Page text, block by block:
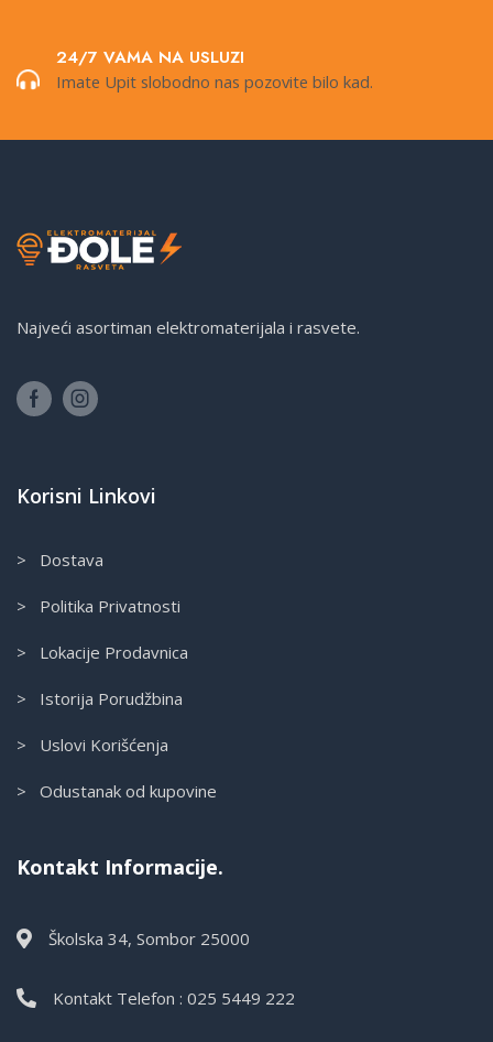
24/7 VAMA NA USLUZI
Imate Upit slobodno nas pozovite bilo kad.
Najveći asortiman elektromaterijala i rasvete.
Korisni Linkovi
> Dostava
> Politika Privatnosti
> Lokacije Prodavnica
> Istorija Porudžbina
> Uslovi Korišćenja
> Odustanak od kupovine
Kontakt Informacije.
Školska 34, Sombor 25000
Kontakt Telefon : 025 5449 222